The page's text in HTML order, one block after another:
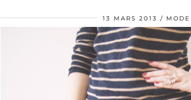
13 MARS 2013 MODE